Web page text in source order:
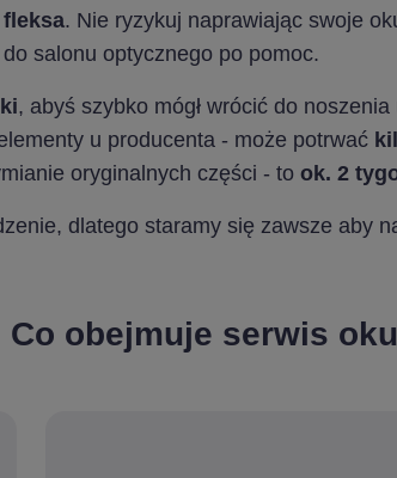
. Nie ryzykuj naprawiając swoje
salonu optycznego po pomoc.
, abyś szybko mógł wrócić do
u producenta - może potrwać
oryginalnych części - to ok. 2
dlatego staramy się zawsze aby
Co obejmuje serwis